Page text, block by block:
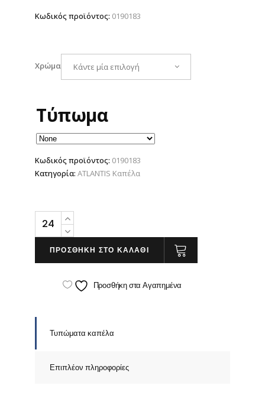
Κωδικός προϊόντος: 0190183
Χρώμα Κάντε μία επιλογή
Τύπωμα
Κωδικός προϊόντος: 0190183
Κατηγορία: ATLANTIS Καπέλα
RAPPER
ΠΡΟΣΘΗΚΗ ΣΤΟ ΚΑΛΑΘΙ
Προσθήκη στα Αγαπημένα
Τυπώματα καπέλα
Επιπλέον πληροφορίες